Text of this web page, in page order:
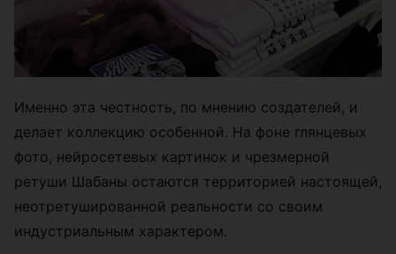
Именно эта честность, по мнению создателей, и
делает коллекцию особенной. На фоне глянцевых
фото, нейросетевых картинок и чрезмерной
ретуши Шабаны остаются территорией настоящей,
неотретушированной реальности со своим
индустриальным характером.